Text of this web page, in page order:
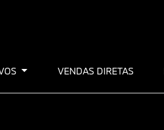
VENDAS DIRETAS